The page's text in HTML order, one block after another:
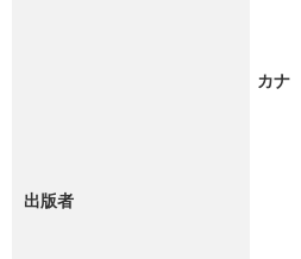
出版者
カナ